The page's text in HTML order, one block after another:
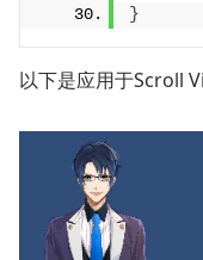
}
以下是应用于Scroll